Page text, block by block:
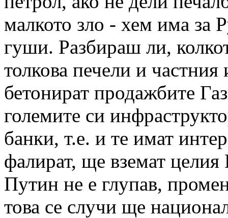
малкото зло - хем има за
гуши. Разбираш ли,
толкова печели и
бетонират продажбите
големите си
банки, т.е. и те имат
фалират, ще вземат
Путин не е глупав,
това се случи ще